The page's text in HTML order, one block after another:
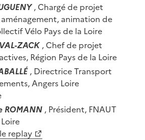
, Chargé de projet
animation de
Vélo Pays de la Loire
ZACK , Chef de projet
Région Pays de la Loire
, Directrice Transport
Angers Loire
ROMANN , Président, FNAUT
replay